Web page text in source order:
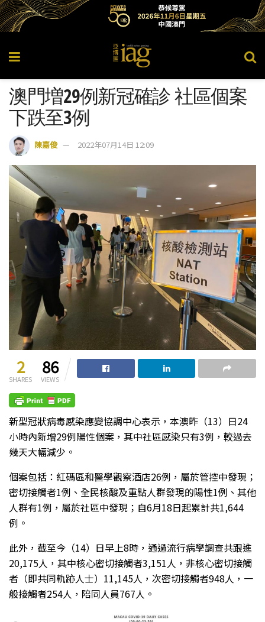
澳門増29例新冠確診 社區個案
下跌至3例
陳嘉俊 2022年07月14日 12:09
2
SHARES
86
VIEWS
新型冠狀病毒感染應變協調中心表示，本澳昨（13）日24
小時內新增29例陽性個案，其中社區感染只有3例，較過去
幾天大幅減少。
個案包括：紅碼區和醫學觀察酒店26例，屬於管控中發現；
密切接觸者1例、全民核酸及重點人群發現的陽性1例、其他
人群有1例，屬於社區中發現；自6月18日起累計共1,644
例。
此外，截至今（14）日早上8時，通過流行病學調查共跟進
20,175人，其中核心密切接觸者3,151人，非核心密切接觸
者（即共同軌跡人士）11,145人，次密切接觸者948人，一
般接觸者254人，陪同人員767人。